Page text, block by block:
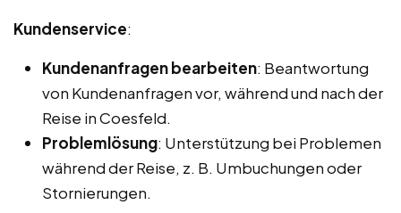
Kundenservice:
Kundenanfragen bearbeiten: Beantwortung
von Kundenanfragen vor, während und nach der
Reise in Coesfeld.
Problemlösung: Unterstützung bei Problemen
während der Reise, z. B. Umbuchungen oder
Stornierungen.